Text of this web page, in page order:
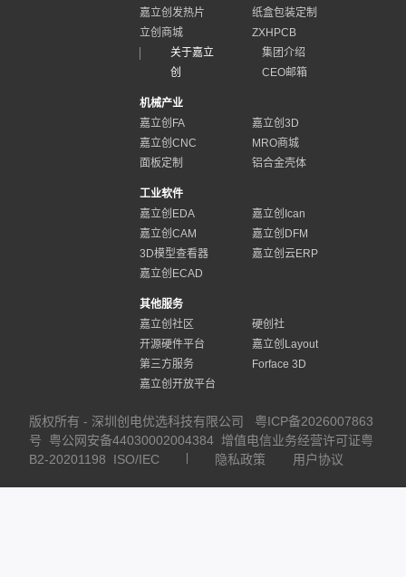
嘉立创发热片
纸盒包装定制
立创商城
ZXHPCB
关于嘉立
创
集团介绍
CEO邮箱
机械产业
嘉立创FA
嘉立创3D
嘉立创CNC
MRO商城
面板定制
铝合金壳体
工业软件
嘉立创EDA
嘉立创Ican
嘉立创CAM
嘉立创DFM
3D模型查看器
嘉立创云ERP
嘉立创ECAD
其他服务
嘉立创社区
硬创社
开源硬件平台
嘉立创Layout
第三方服务
Forface 3D
嘉立创开放平台
版权所有 - 深圳创电优选科技有限公司
粤ICP备2026007863
号
粤公网安备44030002004384 增值电信业务经营许可证粤
B2-20201198
ISO/IEC 隐私政策 用户协议